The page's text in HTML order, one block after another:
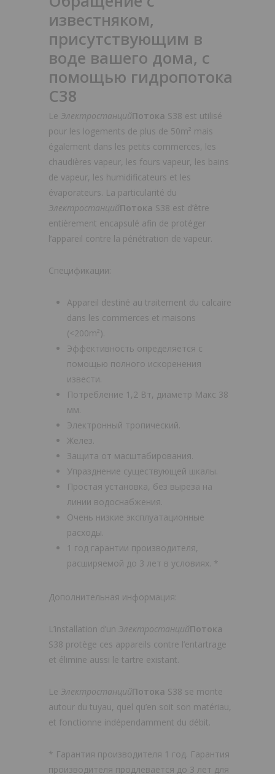
известняком,
присутствующим в
воде вашего дома, с
помощью гидропотока
С38
Le ЭлектростанцийПотока S38 est utilisé
pour les logements de plus de 50m² mais
également dans les petits commerces, les
chaudières vapeur, les fours vapeur, les bains
de vapeur, les humidificateurs et les
évaporateurs. La particularité du
ЭлектростанцийПотока S38 est d’être
entièrement encapsulé afin de protéger
l’appareil contre la pénétration de vapeur.
Спецификации:
Appareil destiné au traitement du calcaire
dans les commerces et maisons
(<200m²).
Эффективность определяется с
помощью полного искоренения
извести.
Потребление 1,2 Вт, диаметр Макс 38
мм.
Электронный тропический.
Желез.
Защита от масштабирования.
Упразднение существующей шкалы.
Простая установка, без выреза на
линии водоснабжения.
Очень низкие эксплуатационные
расходы.
1 год гарантии производителя,
расширяемой до 3 лет в условиях. *
Дополнительная информация:
L’installation d’un ЭлектростанцийПотока
S38 protège ces appareils contre l’entartrage
et élimine aussi le tartre existant.
Le ЭлектростанцийПотока S38 se monte
autour du tuyau, quel qu’en soit son matériau,
et fonctionne indépendamment du débit.
* Гарантия производителя 1 год. Гарантия
производителя продлевается до 3 лет для